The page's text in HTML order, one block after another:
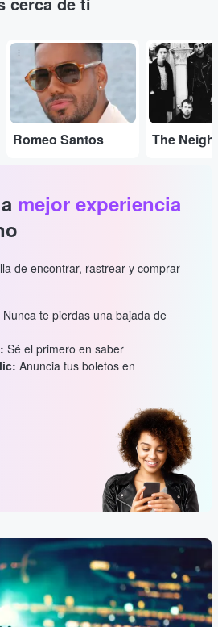
...
Romeo Santos
...
mejor experiencia
de encontrar, rastrear y comprar
Nunca te pierdas una bajada de
Sé el primero en saber
Anuncia tus boletos en